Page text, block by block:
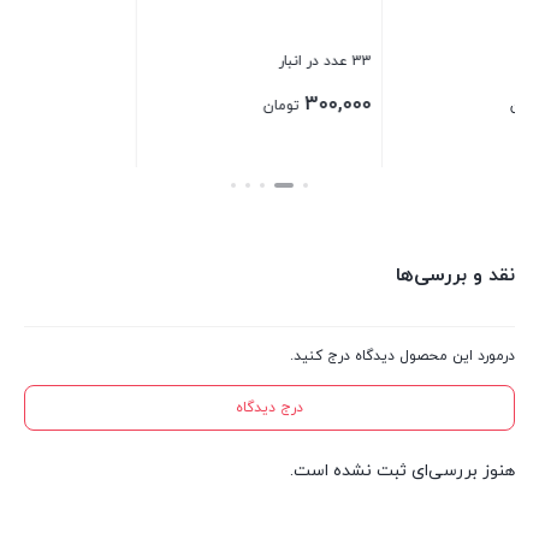
نقد و بررسی‌ها
درمورد این محصول دیدگاه درج کنید.
درج دیدگاه
هنوز بررسی‌ای ثبت نشده است.